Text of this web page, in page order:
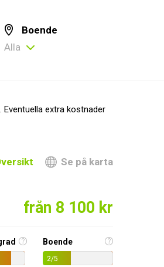
Boende
Alla
extra kostnader
Se på karta
från 8 100 kr
Boende
2/5